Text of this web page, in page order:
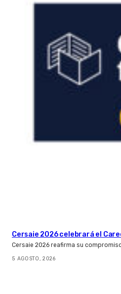
Cersaie 2026 celebrará el
Cersaie 2026 reafirma su
5 AGOSTO, 2026